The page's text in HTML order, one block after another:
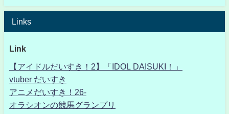
Links
Link
【アイドルだいすき！2】「IDOL DAISUKI！」
vtuber だいすき
アニメだいすき！26-
オラシオンの競馬グランプリ